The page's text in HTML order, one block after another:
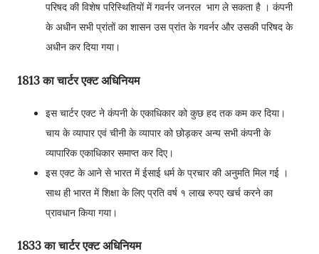
परिषद की विशेष परिस्थितियों में गवर्नर जनरल भाग ले सकता है । कंपनी
के अधीन सभी प्रांतों का शासन उस प्रांत के गवर्नर और उसकी परिषद के
अधीन कर दिया गया।
1813 का चार्टर एक्ट अधिनियम
इस चार्टर एक्ट ने कंपनी के एकाधिकार को कुछ हद तक कम कर दिया।
चाय के व्यापार एवं चीनी के व्यापार को छोड़कर अन्य सभी कंपनी के
व्यापारिक एकाधिकार समाप्त कर दिए।
इस एक्ट के आने से भारत में ईसाई धर्म के प्रचार की अनुमति मिल गई ।
साथ ही भारत में शिक्षा के लिए प्रति वर्ष १ लाख रुपए खर्च करने का
प्रावधान किया गया।
1833 का चार्टर एक्ट अधिनियम